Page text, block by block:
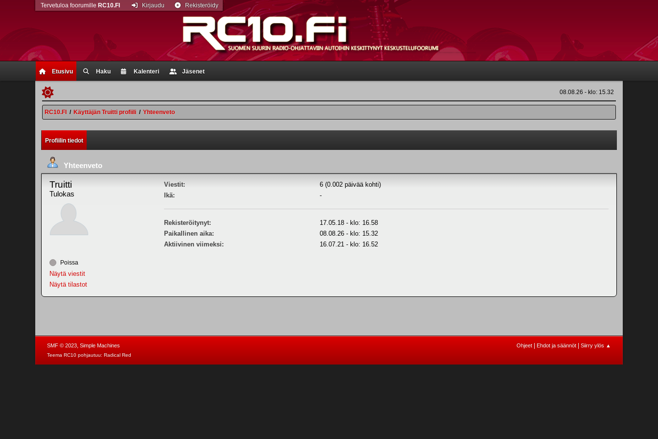
Etusivu Haku Kalenteri Jäsenet
Tervetuloa foorumille RC10.FI Kirjaudu Rekisteröidy
08.08.26 - klo: 15.32
RC10.FI / Käyttäjän Truitti profiili / Yhteenveto
Profiilin tiedot
Yhteenveto
Truitti
Tulokas
Poissa
Näytä viestit
Näytä tilastot
Viestit:
6 (0.002 päivää kohti)
Ikä:
-
Rekisteröitynyt:
17.05.18 - klo: 16.58
Paikallinen aika:
08.08.26 - klo: 15.32
Aktiivinen viimeksi:
16.07.21 - klo: 16.52
Ohjeet Ehdot ja säännöt Siirry ylös ▲
SMF © 2023, Simple Machines
Teema RC10 pohjautuu: Radical Red